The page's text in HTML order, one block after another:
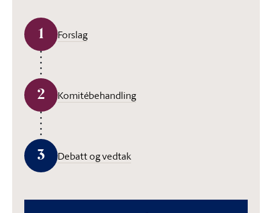
1 Forslag
2 Komitébehandling
3 Debatt og vedtak